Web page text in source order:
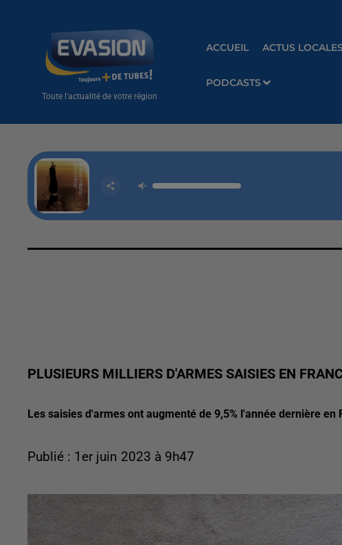
Toute l'actualité de votre région
ACCUEIL ACTUS
PODCASTS
PLUSIEURS MILLIERS D'ARMES SAISIES EN
Les saisies d'armes ont augmenté de 9,5% l'année dernière en
Publié : 1er juin 2023 à 9h47